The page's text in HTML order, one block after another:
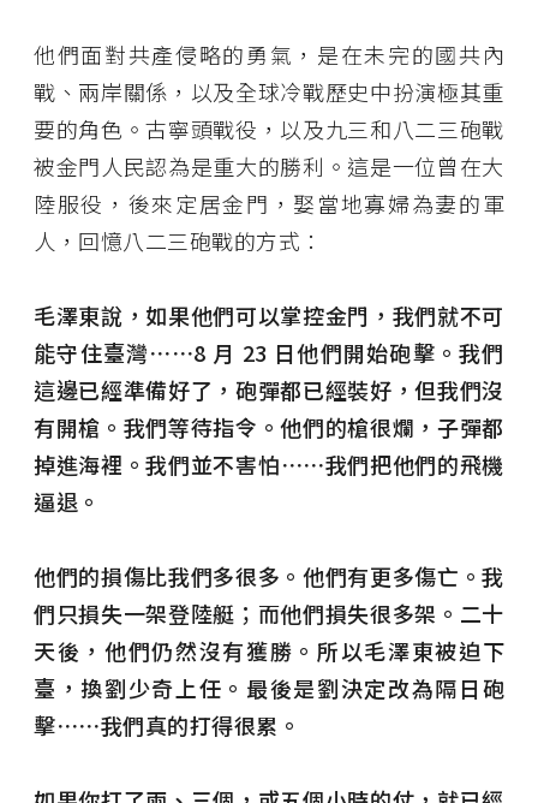
他們面對共產侵略的勇氣，是在未完的國共內
戰、兩岸關係，以及全球冷戰歷史中扮演極其重
要的角色。古寧頭戰役，以及九三和八二三砲戰
被金門人民認為是重大的勝利。這是一位曾在大
陸服役，後來定居金門，娶當地寡婦為妻的軍
人，回憶八二三砲戰的方式：
毛澤東說，如果他們可以掌控金門，我們就不可
能守住臺灣⋯⋯8 月 23 日他們開始砲擊。我們
這邊已經準備好了，砲彈都已經裝好，但我們沒
有開槍。我們等待指令。他們的槍很爛，子彈都
掉進海裡。我們並不害怕⋯⋯我們把他們的飛機
逼退。
他們的損傷比我們多很多。他們有更多傷亡。我
們只損失一架登陸艇；而他們損失很多架。二十
天後，他們仍然沒有獲勝。所以毛澤東被迫下
臺，換劉少奇上任。 最後是劉決定改為隔日砲
擊⋯⋯我們真的打得很累。